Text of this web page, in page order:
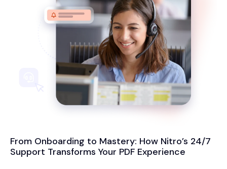
From Onboarding to Mastery: How Nitro’s 24/7
Support Transforms Your PDF Experience